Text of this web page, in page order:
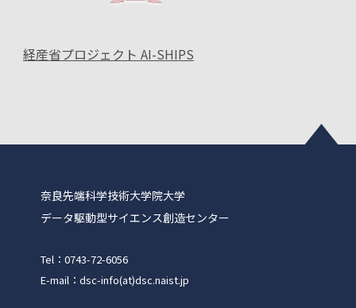
経産省プロジェクト AI-SHIPS
奈良先端科学技術大学院大学
データ駆動型サイエンス創造センター
Tel：0743-72-6056
E-mail：dsc-info(at)dsc.naist.jp